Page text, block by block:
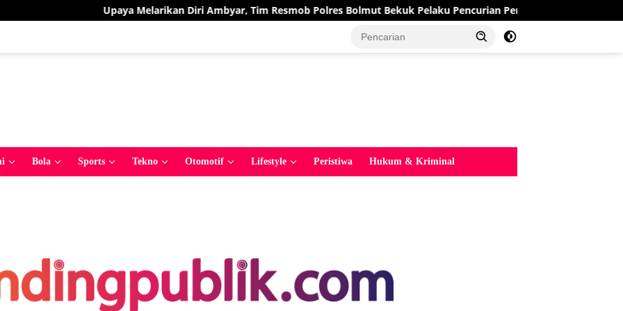
Upaya Melarikan Diri Ambyar, Tim Resmob Polres Bolmut Bekuk Pelaku Pencurian Perahu di Daerah Buol
Bola Sports Tekno Otomotif Lifestyle Peristiwa Hukum & Kriminal